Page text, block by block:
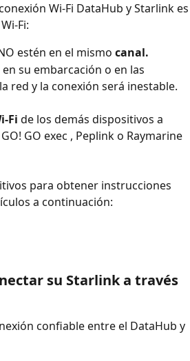
Wi-Fi DataHub y Starlink es
Fi:
estén en el mismo canal.
en su embarcación o en las
red y la conexión será inestable.
Fi de los demás dispositivos a
GO exec , Peplink o Raymarine
para obtener instrucciones
a continuación:
su Starlink a través
confiable entre el DataHub y